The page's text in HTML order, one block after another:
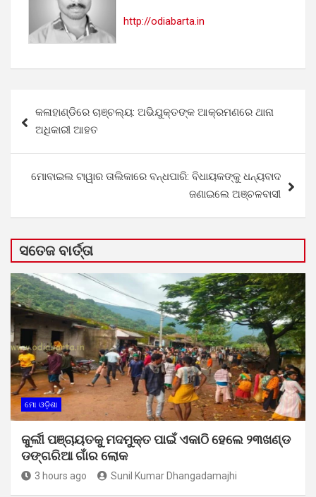
http://odiabarta.in
navigation
କଳାହାଣ୍ଡିରେ ଚାଞ୍ଚଲ୍ୟ: ଅଭିଯୁକ୍ତଙ୍କ ଆକ୍ରମଣରେ ଥାନା
ଅଧିକାରୀ ଆହତ
ମୋବାଇଲ ଟାୱାର ତାଲିକାରେ ବନ୍ଧପାରି: ବିଧାୟକଙ୍କୁ ଧନ୍ୟବାଦ
ଜଣାଇଲେ ଅଞ୍ଚଳବାସୀ
ସତେଜ ବାର୍ତ୍ତା
ମୋ ଓଡ଼ିଶା
କୁର୍ଲୀ ପଞ୍ଚାୟତକୁ ମଦମୁକ୍ତ ପାଇଁ ଏକାଠି ହେଲେ ୨୩ଖଣ୍ଡ
ଡଙ୍ଗରିଆ ଗାଁର ଲୋକ
3 hours ago Sunil Kumar Dhangadamajhi